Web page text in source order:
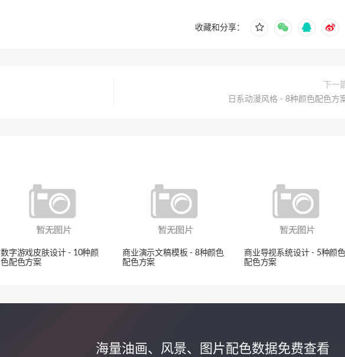
收藏和分享：
下一
日系动漫风格 - 8种颜色配色方
数字游戏皮肤设计 - 10种颜
色配色方案
商业演示文稿模板 - 8种颜色
配色方案
商业导视系统设计 - 5种颜色
配色方案
海量油画、风景、图片配色数据免费查看